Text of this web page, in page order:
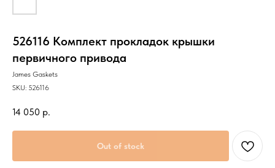
526116 Комплект прокладок крышки
первичного привода
James Gaskets
SKU: 526116
14 050 р.
Out of stock